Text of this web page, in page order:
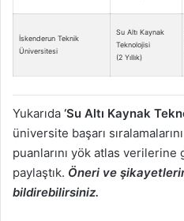
İskenderun Teknik
Üniversitesi
Su Altı Kaynak
Teknolojisi
(2 Yıllık)
Yukarıda ‘Su Altı Kaynak
üniversite başarı
puanlarını yök atlas
paylaştık. Öneri ve
bildirebilirsiniz.